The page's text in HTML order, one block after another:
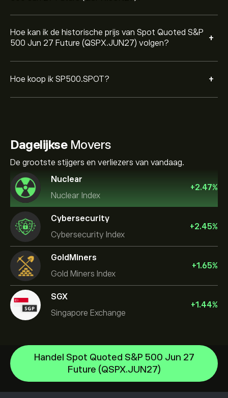
Hoe kan ik de historische prijs van Spot Quoted S&P
500 Jun 27 Future (QSPX.JUN27) volgen?
+
Hoe koop ik SP500.SPOT? +
DagelijkseMovers
De grootste stijgers en verliezers van vandaag.
Nuclear
Nuclear Index
+2.47%
Cybersecurity
Cybersecurity Index
+2.45%
GoldMiners
Gold Miners Index
+1.65%
SGX
Singapore Exchange
+1.44%
Handel Spot Quoted S&P 500 Jun 27
Future (QSPX.JUN27)
US Dollar Index
S&P500 Index